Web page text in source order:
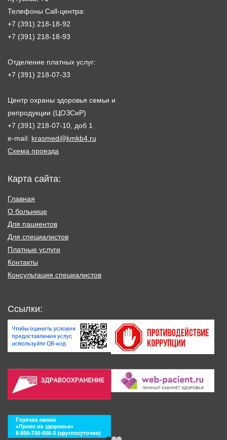
Телефоны Call-центра:
+7 (391) 218-18-92
+7 (391) 218-18-93
Отделение платных услуг:
+7 (391) 218-07-33
Центр охраны здоровья семьи и
репродукции (ЦОЗСиР)
+7 (391) 218-07-10, доб 1
e-mail: krasmed@kmkb4.ru
Схема проезда
Карта сайта:
Главная
О больнице
Для пациентов
Для специалистов
Платные услуги
Контакты
Консультация специалистов
Ссылки: